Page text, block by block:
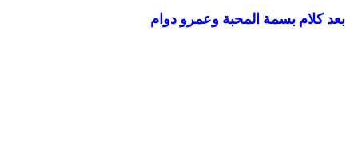
بعد كلام بسمة المحبة وعمرو دوام